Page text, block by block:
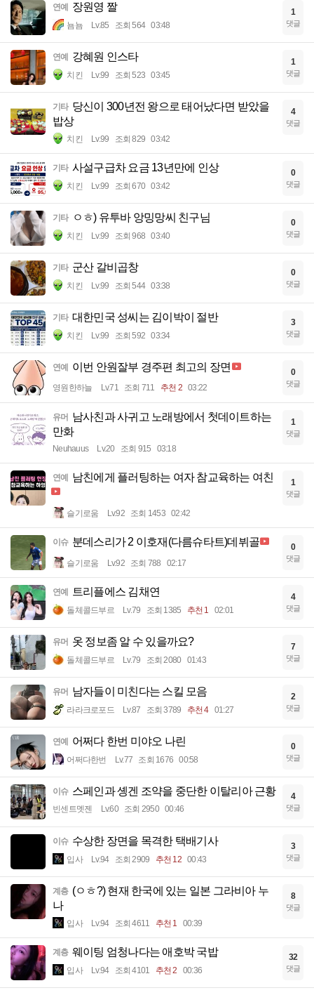
연예 장원영 짤
뇸뇸 Lv.85 조회 564 03:48
1
댓글
연예 강혜원 인스타
치킨 Lv.99 조회 523 03:45
1
댓글
기타 당신이 300년전 왕으로 태어났다면 받았을
밥상
치킨 Lv.99 조회 829 03:42
4
댓글
기타 사설구급차 요금 13년만에 인상
치킨 Lv.99 조회 670 03:42
0
댓글
기타 ㅇㅎ) 유투바 앙밍망씨 친구님
치킨 Lv.99 조회 968 03:40
0
댓글
기타 군산 갈비곱창
치킨 Lv.99 조회 544 03:38
0
댓글
기타 대한민국 성씨는 김이박이 절반
치킨 Lv.99 조회 592 03:34
3
댓글
연예 이번 안원잘부 경주편 최고의 장면
영원한하늘 Lv.71 조회 711 추천 2 03:22
0
댓글
유머 남사친과 사귀고 노래방에서 첫데이트하는
만화
Neuhauus Lv.20 조회 915 03:18
1
댓글
연예 남친에게 플러팅하는 여자 참교육하는 여친
슬기로움 Lv.92 조회 1453 02:42
1
댓글
이슈 분데스리가 2 이호재(다름슈타트)데뷔골
슬기로움 Lv.92 조회 788 02:17
0
댓글
연예 트리플에스 김채연
돌체콜드부르 Lv.79 조회 1385 추천 1 02:01
4
댓글
유머 옷 정보좀 알 수 있을까요?
돌체콜드부르 Lv.79 조회 2080 01:43
7
댓글
유머 남자들이 미친다는 스킬 모음
라라크로포드 Lv.87 조회 3789 추천 4 01:27
2
댓글
연예 어쩌다 한번 미야오 나린
어쩌다한번 Lv.77 조회 1676 00:58
0
댓글
이슈 스페인과 솅겐 조약을 중단한 이탈리아 근황
빈센트멧젠 Lv.60 조회 2950 00:46
4
댓글
이슈 수상한 장면을 목격한 택배기사
입사 Lv.94 조회 2909 추천 12 00:43
3
댓글
계층 (ㅇㅎ?) 현재 한국에 있는 일본 그라비아 누
나
입사 Lv.94 조회 4611 추천 1 00:39
8
댓글
계층 웨이팅 엄청나다는 애호박 국밥
입사 Lv.94 조회 4101 추천 2 00:36
32
댓글